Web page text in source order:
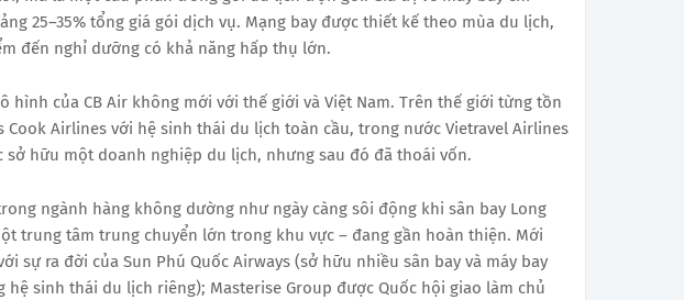
25–35% tổng giá gói dịch vụ. Mạng bay được thiết kế theo mùa du lịch,
đến nghỉ dưỡng có khả năng hấp thụ lớn.
hình của CB Air không mới với thế giới và Việt Nam. Trên thế giới từng tồn
Cook Airlines với hệ sinh thái du lịch toàn cầu, trong nước Vietravel Airlines
sở hữu một doanh nghiệp du lịch, nhưng sau đó đã thoái vốn.
ngành hàng không dường như ngày càng sôi động khi sân bay Long
trung tâm trung chuyển lớn trong khu vực – đang gần hoàn thiện. Mới
sự ra đời của Sun Phú Quốc Airways (sở hữu nhiều sân bay và máy bay
hệ sinh thái du lịch riêng); Masterise Group được Quốc hội giao làm chủ